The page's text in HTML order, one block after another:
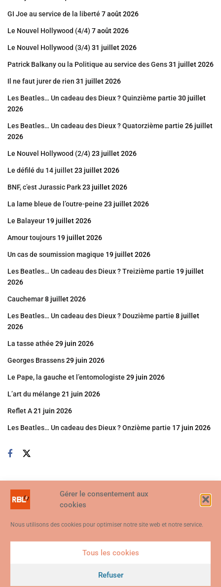
Gérer le consentement aux
cookies
Nous utilisons des cookies pour optimiser notre site web et notre service.
Tous les cookies
Refuser
GI Joe au service de la liberté 7 août 2026
Le Nouvel Hollywood (4/4) 7 août 2026
Le Nouvel Hollywood (3/4) 31 juillet 2026
Patrick Balkany ou la Politique au service des Gens31 juillet 2026
Il ne faut jurer de rien 31 juillet 2026
Les Beatles… Un cadeau des Dieux ? Quinzième partie 30 juillet
2026
Les Beatles… Un cadeau des Dieux ? Quatorzième partie 26 juillet
2026
Le Nouvel Hollywood (2/4) 23 juillet 2026
Le défilé du 14 juillet23 juillet 2026
BNF, c’est Jurassic Park23 juillet 2026
La lame bleue de l’outre-peine 23 juillet 2026
Le Balayeur 19 juillet 2026
Amour toujours 19 juillet 2026
Un cas de soumission magique 19 juillet 2026
Les Beatles… Un cadeau des Dieux ? Treizième partie 19 juillet
2026
Cauchemar8 juillet 2026
Les Beatles… Un cadeau des Dieux ? Douzième partie 8 juillet
2026
La tasse athée 29 juin 2026
Georges Brassens29 juin 2026
Le Pape, la gauche et l’entomologiste 29 juin 2026
L’art du mélange 21 juin 2026
Reflet A21 juin 2026
Les Beatles… Un cadeau des Dieux ? Onzième partie 17 juin 2026
vous consentez à ce que des cookies soient utilisés. Visitez notre